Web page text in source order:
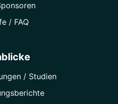
/ FAQ
/ Studien